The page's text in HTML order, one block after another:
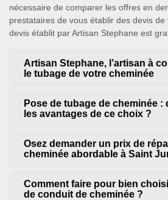
nécessaire de comparer les offres en
prestataires de vous établir des devis
devis établit par Artisan Stephane est
Artisan Stephane, l’artisan à
le tubage de votre cheminée
Pose de tubage de cheminée :
les avantages de ce choix ?
Osez demander un prix de
cheminée abordable à Saint
Comment faire pour bien
de conduit de cheminée ?